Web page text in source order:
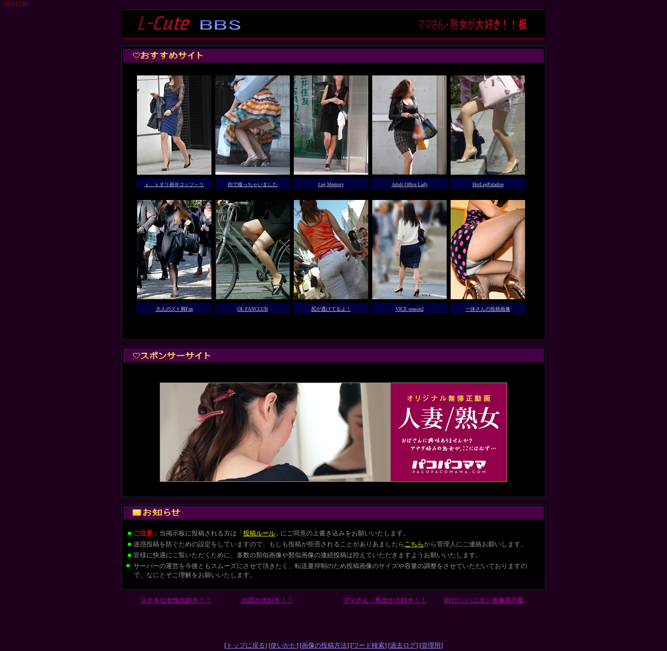
5653530
■ ご注意 ：当掲示板に投稿される方は 「 投稿ルール 」 にご同意の上書き込みをお願いいたします。
■ 迷惑投稿を防ぐための設定をしていますので、もしも投稿が拒否されることがありあましたら こちらから管理人にご連絡お願いします。
■ 皆様に快適にご覧いただくために、多数の類似画像や類似画像の連続投稿は控えていただきますようお願いいたします。
■ サーバーの運営を今後ともスムーズにさせて頂きたく、転送量抑制のため投稿画像のサイズや容量の調整をさせていただいておりますの
で、なにとぞご理解をお願いいたします。
ステキな女性大好き！！ お尻が大好き！！ ママさん・熟女が大好き！！ RQコンパニオン画像掲示板
[ トップに戻る] [使いかた] [画像の投稿方法] [ワード検索] [過去ログ] [管理用]